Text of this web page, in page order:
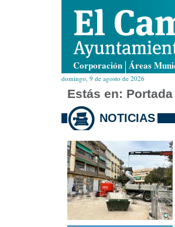
Corporación Áreas
domingo, 9 de agosto de 2026
Estás en: Portada
NOTICIAS